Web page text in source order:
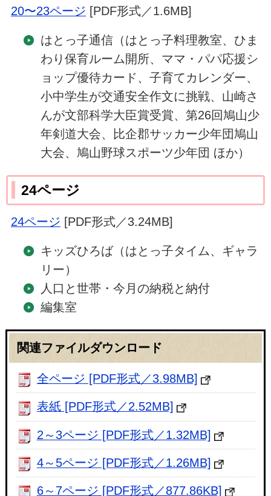
20〜23ページ [PDF形式／1.6MB]
はとっ子通信（はとっ子料理教室、ひま
わり保育ルーム開所、ママ・パパ応援シ
ョップ優待カード、子育てカレンダー、
小中学生が交通安全作文に挑戦、山崎さ
んが文部科学大臣賞受賞、第26回鳩山少
年剣道大会、比企郡サッカー少年団鳩山
大会、鳩山野球スポーツ少年団 ほか）
24ページ
24ページ [PDF形式／3.24MB]
キッズひろば（はとっ子タイム、ギャラ
リー）
人口と世帯・今月の納税と納付
編集室
関連ファイルダウンロード
全ページ [PDF形式／3.98MB]
表紙 [PDF形式／2.52MB]
2～3ページ [PDF形式／1.32MB]
4～5ページ [PDF形式／1.26MB]
6～7ページ [PDF形式／877.86KB]